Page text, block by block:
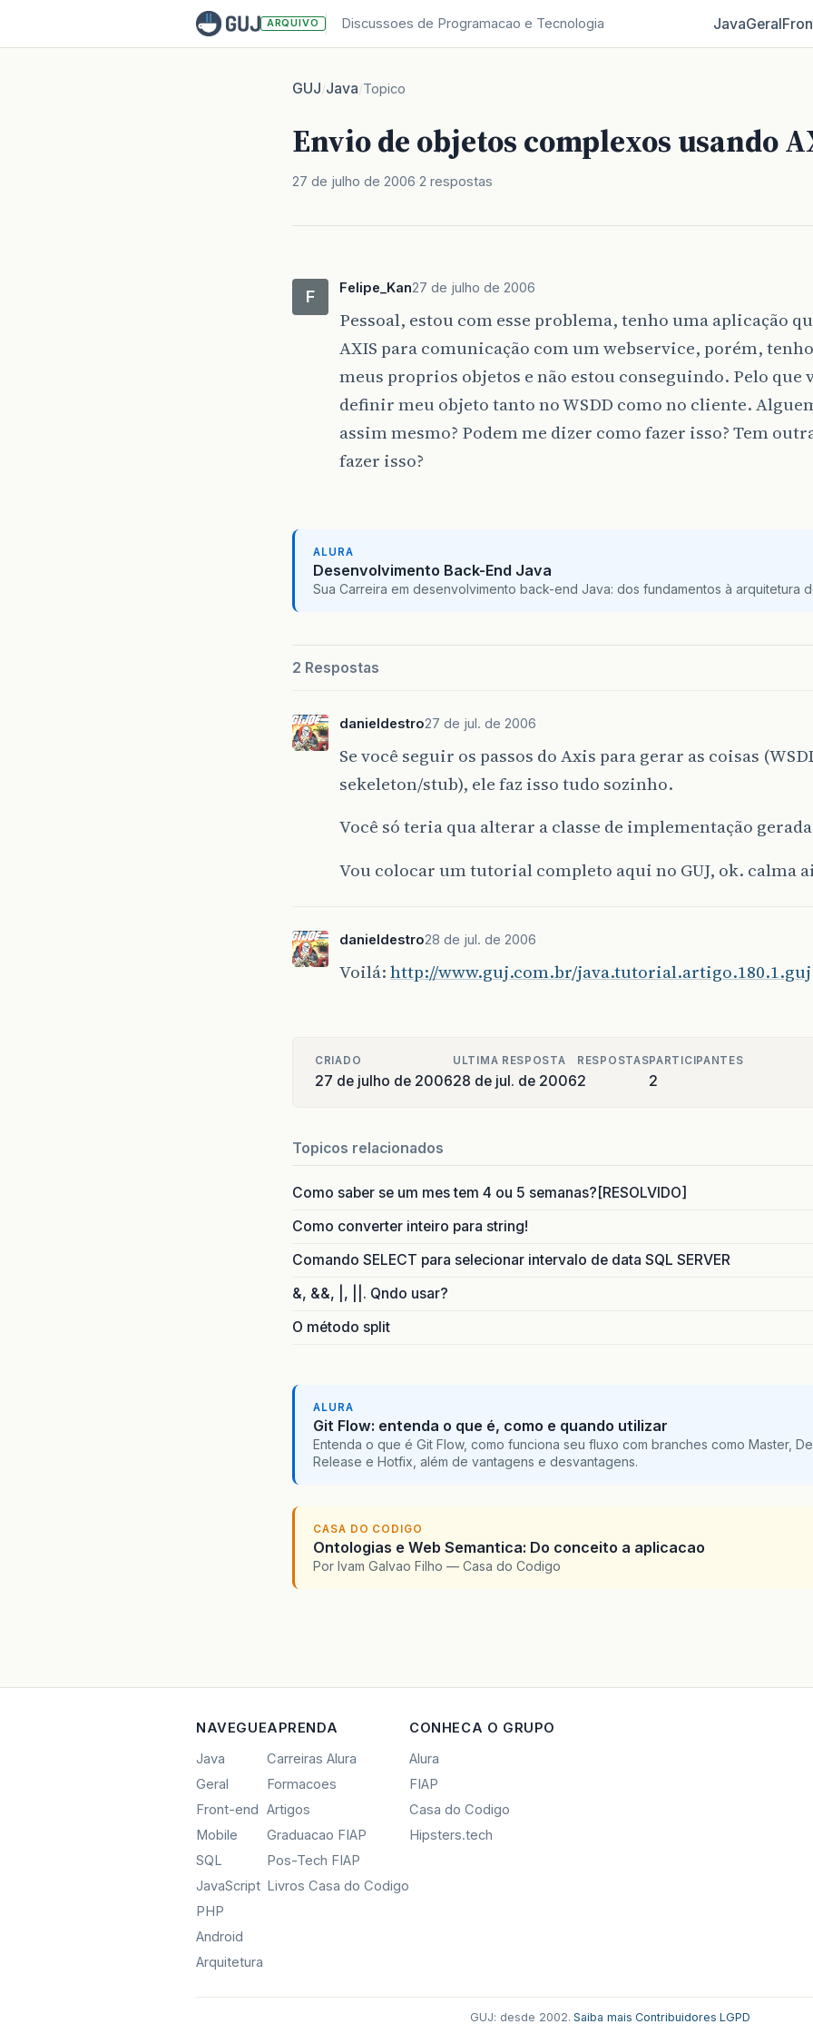
ARQUIVO Discussoes de Programacao e Tecnologia JavaGeral
GUJ/Java/Topico
Envio de objetos complexos usando
27 de julho de 2006 2 respostas
F Felipe_Kan27 de julho de 2006
Pessoal, estou com esse problema, tenho uma aplicação
AXIS para comunicação com um webservice, porém,
meus proprios objetos e não estou conseguindo. Pelo que
definir meu objeto tanto no WSDD como no cliente.
assim mesmo? Podem me dizer como fazer isso? Tem
fazer isso?
ALURA
Desenvolvimento Back-End Java
Sua Carreira em desenvolvimento back-end Java: dos fundamentos à arquitetura
2 Respostas
danieldestro27 de jul. de 2006
Se você seguir os passos do Axis para gerar as coisas
sekeleton/stub), ele faz isso tudo sozinho.
Você só teria qua alterar a classe de implementação
Vou colocar um tutorial completo aqui no GUJ, ok. calma
danieldestro28 de jul. de 2006
Voilá:http://www.guj.com.br/java.tutorial.artigo.180.1.guj
CRIADO
27 de julho de 2006
ULTIMA RESPOSTA
28 de jul. de 2006
RESPOSTAS
2
PARTICIPANTES
2
Topicos relacionados
Como saber se um mes tem 4 ou 5 semanas?[RESOLVIDO]
Como converter inteiro para string!
Comando SELECT para selecionar intervalo de data SQL SERVER
&, &&, |, ||. Qndo usar?
O método split
ALURA
Git Flow: entenda o que é, como e quando utilizar
Entenda o que é Git Flow, como funciona seu fluxo com branches como Master,
Release e Hotfix, além de vantagens e desvantagens.
CASA DO CODIGO
Ontologias e Web Semantica: Do conceito a aplicacao
Por Ivam Galvao Filho — Casa do Codigo
NAVEGUE
Java
Geral
Front-end
Mobile
SQL
JavaScript
PHP
Android
Arquitetura
APRENDA
Carreiras Alura
Formacoes
Artigos
Graduacao FIAP
Pos-Tech FIAP
Livros Casa do Codigo
CONHECA O GRUPO
Alura
FIAP
Casa do Codigo
Hipsters.tech
GUJ: desde 2002.·Saiba mais·Contribuidores·LGPD